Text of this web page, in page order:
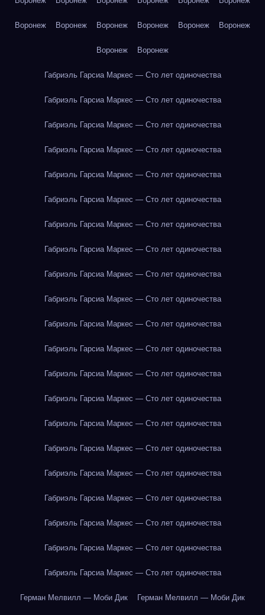
Воронеж Воронеж Воронеж Воронеж Воронеж Воронеж
Воронеж Воронеж
Габриэль Гарсиа Маркес — Сто лет одиночества
Габриэль Гарсиа Маркес — Сто лет одиночества
Габриэль Гарсиа Маркес — Сто лет одиночества
Габриэль Гарсиа Маркес — Сто лет одиночества
Габриэль Гарсиа Маркес — Сто лет одиночества
Габриэль Гарсиа Маркес — Сто лет одиночества
Габриэль Гарсиа Маркес — Сто лет одиночества
Габриэль Гарсиа Маркес — Сто лет одиночества
Габриэль Гарсиа Маркес — Сто лет одиночества
Габриэль Гарсиа Маркес — Сто лет одиночества
Габриэль Гарсиа Маркес — Сто лет одиночества
Габриэль Гарсиа Маркес — Сто лет одиночества
Габриэль Гарсиа Маркес — Сто лет одиночества
Габриэль Гарсиа Маркес — Сто лет одиночества
Габриэль Гарсиа Маркес — Сто лет одиночества
Габриэль Гарсиа Маркес — Сто лет одиночества
Габриэль Гарсиа Маркес — Сто лет одиночества
Габриэль Гарсиа Маркес — Сто лет одиночества
Габриэль Гарсиа Маркес — Сто лет одиночества
Габриэль Гарсиа Маркес — Сто лет одиночества
Габриэль Гарсиа Маркес — Сто лет одиночества
Герман Мелвилл — Моби Дик Герман Мелвилл — Моби Дик